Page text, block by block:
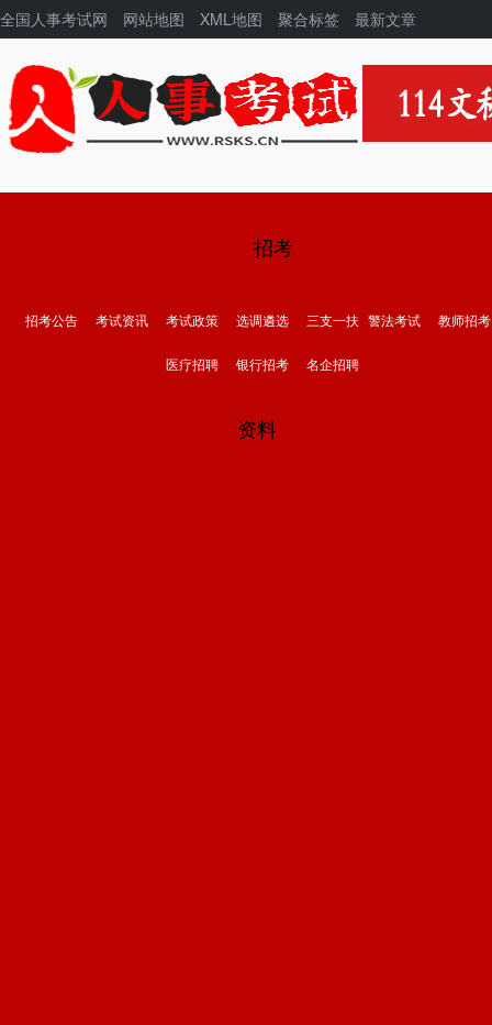
全国人事考试网 网站地图 XML地图 聚合标签 最新文章
招考
招考公告 考试资讯 考试政策 选调遴选 三支一扶 警法考试 教师招考
医疗招聘 银行招考 名企招聘
资料